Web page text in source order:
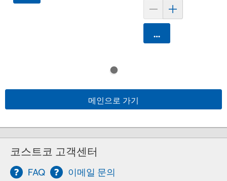
카트에 담기
메인으로 가기
코스트코 고객센터
FAQ 이메일 문의